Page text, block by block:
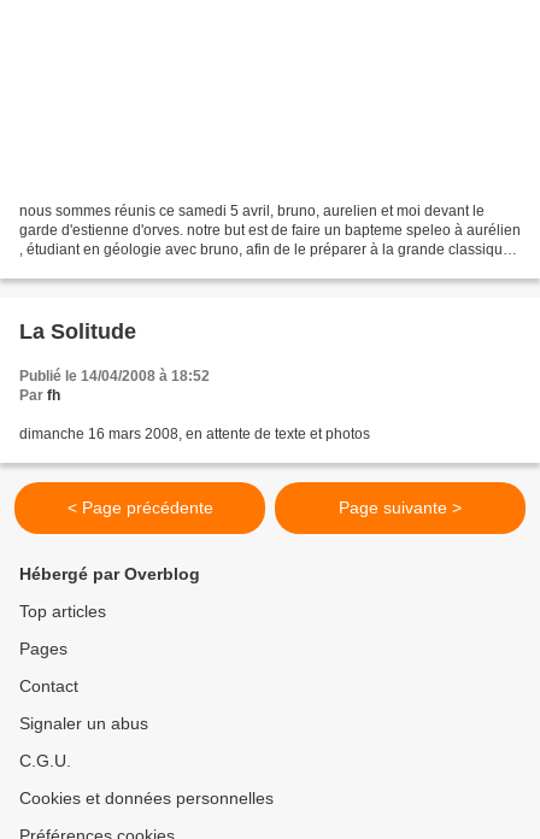
nous sommes réunis ce samedi 5 avril, bruno, aurelien et moi devant le
garde d'estienne d'orves. notre but est de faire un bapteme speleo à aurélien
, étudiant en géologie avec bruno, afin de le préparer à la grande classique
La Solitude
Publié le 14/04/2008 à 18:52
Par fh
dimanche 16 mars 2008, en attente de texte et photos
< Page précédente Page suivante >
Hébergé par Overblog
Top articles
Pages
Contact
Signaler un abus
C.G.U.
Cookies et données personnelles